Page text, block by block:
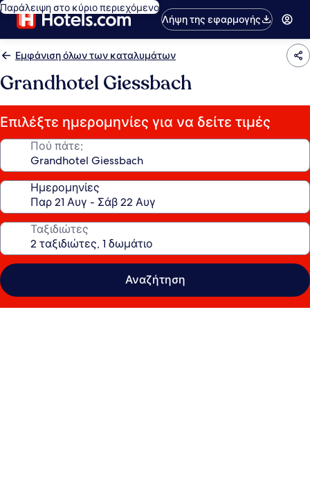
Παράλειψη στο κύριο περιεχόμενο
Λήψη της εφαρμογής
Εμφάνιση όλων των καταλυμάτων
Grandhotel Giessbach
Επιλέξτε ημερομηνίες για να δείτε τιμές
Πού πάτε;
Ημερομηνίες
Ταξιδιώτες
Αναζήτηση